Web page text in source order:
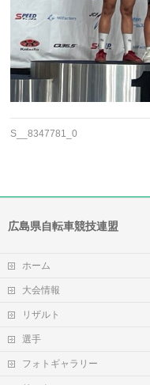
S__8347781_0
広島県自転車競技連盟
ホーム
大会情報
リザルト
選手
フォトギャラリー